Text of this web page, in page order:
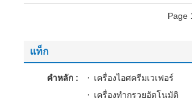
Page
แท็ก
คำหลัก : เครื่องไอศครีมเวเฟอร์
เครื่องทำกรวยอัตโนมัติ